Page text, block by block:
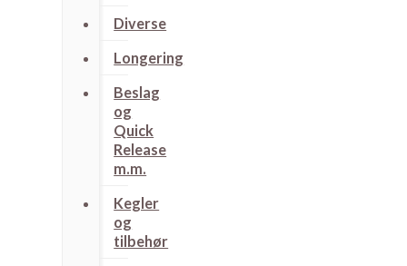
Diverse
Longering
Beslag
og
Quick
Release
m.m.
Kegler
og
tilbehør